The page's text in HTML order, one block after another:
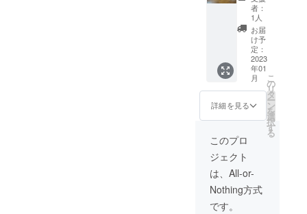
入の方
は、こ
ちらの
リター
ンを購
入しな
くても
直筆サ
イン＆
感状が
の本を
ご購入
でない
方に
は、感
状（お
刀お譲
りしま
す。 ミ
スター
武士道
の愛
刀・同
田貫
（模造
刀・サ
イン入
り） ミ
スター
武士道
が3年
間、愛
用して
きた刀
者：
1人
お届
け予
定：
2023
年01
月
詳細を見る
こ
の
リ
タ
ー
ン
を
選
択
す
る
このプロ
ジェクト
は、All-or-
Nothing方式
です。